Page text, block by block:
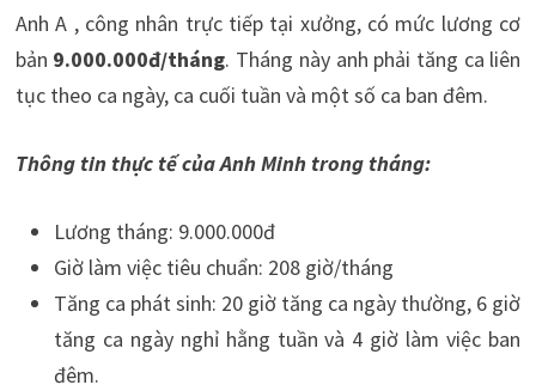
Anh A , công nhân trực tiếp tại xưởng, có mức lương cơ
bản 9.000.000đ/tháng. Tháng này anh phải tăng ca liên
tục theo ca ngày, ca cuối tuần và một số ca ban đêm.
Thông tin thực tế của Anh Minh trong tháng:
Lương tháng: 9.000.000đ
Giờ làm việc tiêu chuẩn: 208 giờ/tháng
Tăng ca phát sinh: 20 giờ tăng ca ngày thường, 6 giờ
tăng ca ngày nghỉ hằng tuần và 4 giờ làm việc ban
đêm.